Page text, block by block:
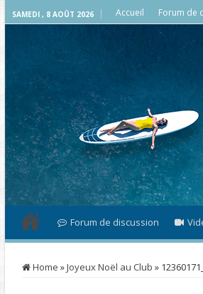
SAMEDI , 8 AOÛT 2026 Accueil Forum de
Forum de discussion
Home »Joyeux Noël au Club »